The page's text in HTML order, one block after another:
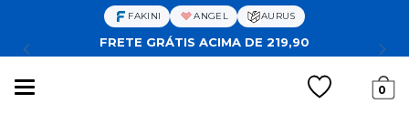
FAKINI ANGEL AURUS
FRETE GRÁTIS ACIMA DE 219,90
0